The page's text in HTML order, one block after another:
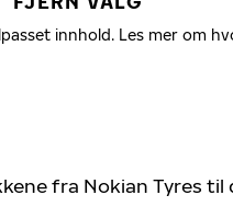
innhold. Les mer om
fra Nokian Tyres